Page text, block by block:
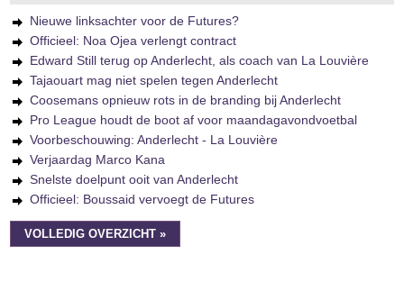
Nieuwe linksachter voor de Futures?
Officieel: Noa Ojea verlengt contract
Edward Still terug op Anderlecht, als coach van La Louvière
Tajaouart mag niet spelen tegen Anderlecht
Coosemans opnieuw rots in de branding bij Anderlecht
Pro League houdt de boot af voor maandagavondvoetbal
Voorbeschouwing: Anderlecht - La Louvière
Verjaardag Marco Kana
Snelste doelpunt ooit van Anderlecht
Officieel: Boussaid vervoegt de Futures
VOLLEDIG OVERZICHT »